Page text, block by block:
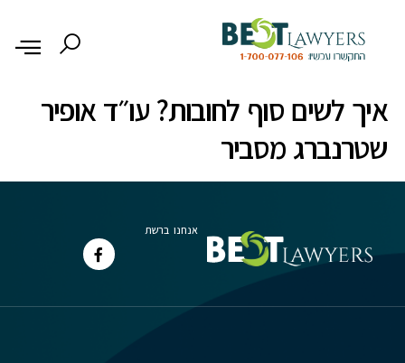
איך לשים סוף לחובות? עו״ד אופיר
שטרנברג מסביר
אנחנו ברשת